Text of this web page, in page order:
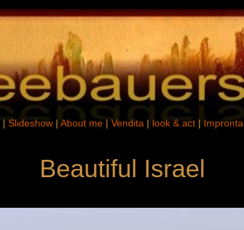
| Slideshow| About me| Vendita| look & act | Impronta
Beautiful Israel